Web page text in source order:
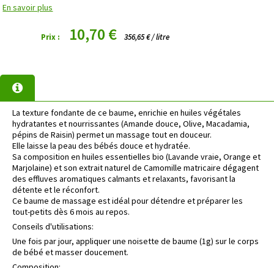
En savoir plus
Prix : 10,70 € 356,65 € / litre
La texture fondante de ce baume, enrichie en huiles végétales
hydratantes et nourrissantes (Amande douce, Olive, Macadamia,
pépins de Raisin) permet un massage tout en douceur.
Elle laisse la peau des bébés douce et hydratée.
Sa composition en huiles essentielles bio (Lavande vraie, Orange et
Marjolaine) et son extrait naturel de Camomille matricaire dégagent
des effluves aromatiques calmants et relaxants, favorisant la
détente et le réconfort.
Ce baume de massage est idéal pour détendre et préparer les
tout-petits dès 6 mois au repos.
Conseils d'utilisations:
Une fois par jour, appliquer une noisette de baume (1g) sur le corps
de bébé et masser doucement.